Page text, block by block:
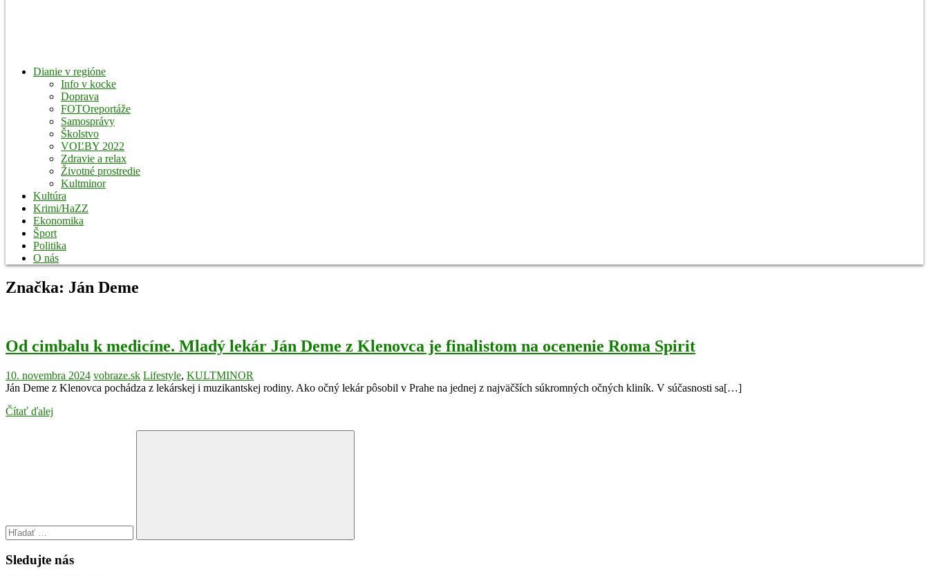
Dianie v regióne
Info v kocke
Doprava
FOTOreportáže
Samosprávy
Školstvo
VOĽBY 2022
Zdravie a relax
Životné prostredie
Kultminor
Kultúra
Krimi/HaZZ
Ekonomika
Šport
Politika
O nás
Značka: Ján Deme
Od cimbalu k medicíne. Mladý lekár Ján Deme z Klenovca je finalistom na ocenenie Roma Spirit
10. novembra 2024 vobraze.sk Lifestyle, KULTMINOR
Ján Deme z Klenovca pochádza z lekárskej i muzikantskej rodiny. Ako očný lekár pôsobil v Prahe na jednej z najväčších súkromných očných kliník. V súčasnosti sa[…]
Čítať ďalej
Search
Sledujte nás